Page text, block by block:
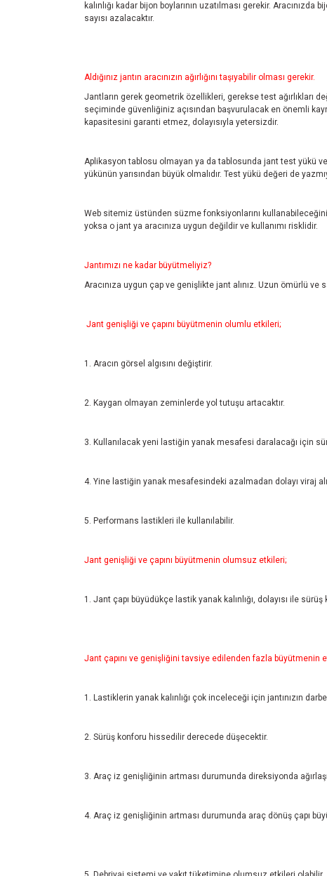
kalınlığı kadar bijon boylarının uzatılması gerekir.
sayısı azalacaktır.
Aldığınız jantın aracınızın ağırlığını taşıyabilir olması gerekir.
Jantların gerek geometrik özellikleri, gerekse test ağırlıkları
seçiminde güvenliğiniz açısından başvurulacak en önemli
kapasitesini garanti etmez, dolayısıyla yetersizdir.
Aplikasyon tablosu olmayan ya da tablosunda jant test yükü ve
yükünün yarısından büyük olmalıdır. Test yükü değeri de
Web sitemiz üstünden süzme fonksiyonlarını
yoksa o jant ya aracınıza uygun değildir ve kullanımı risklidir.
Jantımızı ne kadar büyütmeliyiz?
Aracınıza uygun çap ve genişlikte jant alınız. Uzun ömürlü ve
Jant genişliği ve çapını büyütmenin olumlu etkileri;
1. Aracın görsel algısını değiştirir.
2. Kaygan olmayan zeminlerde yol tutuşu artacaktır.
3. Kullanılacak yeni lastiğin yanak mesafesi daralacağı için
4. Yine lastiğin yanak mesafesindeki azalmadan dolayı viraj
5. Performans lastikleri ile kullanılabilir.
Jant genişliği ve çapını büyütmenin olumsuz etkileri;
1. Jant çapı büyüdükçe lastik yanak kalınlığı, dolayısı ile
Jant çapını ve genişliğini tavsiye edilenden fazla büyütmenin
1. Lastiklerin yanak kalınlığı çok inceleceği için jantınızın
2. Sürüş konforu hissedilir derecede düşecektir.
3. Araç iz genişliğinin artması durumunda direksiyonda
4. Araç iz genişliğinin artması durumunda araç dönüş çapı